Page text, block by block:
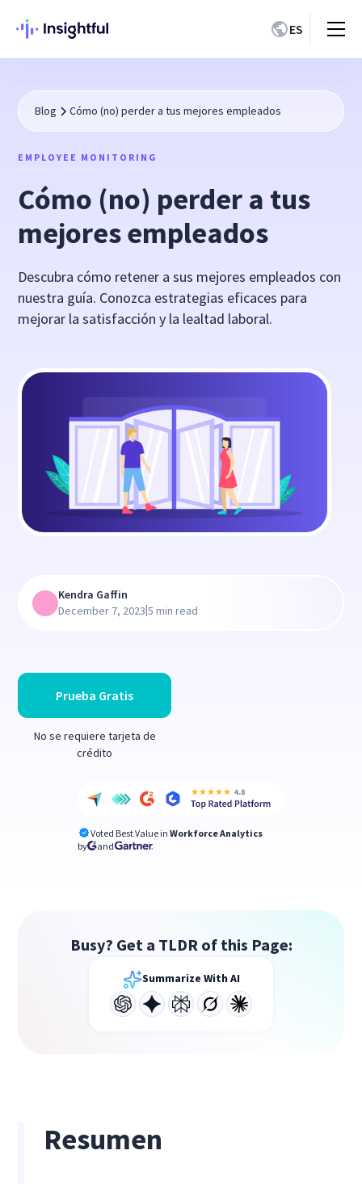
ES
Blog Cómo (no) perder a tus mejores empleados
EMPLOYEE MONITORING
Cómo (no) perder a tus
mejores empleados
Descubra cómo retener a sus mejores empleados con
nuestra guía. Conozca estrategias eficaces para
mejorar la satisfacción y la lealtad laboral.
Prueba Gratis
No se requiere tarjeta de
crédito
Voted Best Value in Workforce Analytics
by
and
Kendra Gaffin
December 7, 2023|5 min read
Busy? Get a TLDR of this Page:
Summarize With AI
Resumen